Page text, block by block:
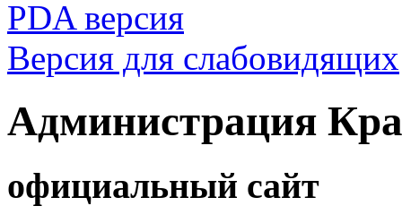
PDA версия
Версия для слабовидящих
Администрация
официальный сайт